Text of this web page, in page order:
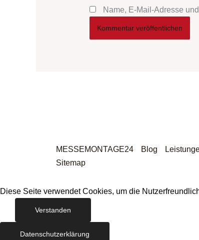
Name, E-Mail-Adresse
MESSEMONTAGE24 Blog
Sitemap
Diese Seite verwendet Cookies, um die
Verstanden
Datenschutzerklärung